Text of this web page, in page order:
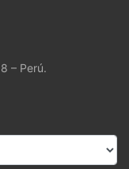
– Perú.